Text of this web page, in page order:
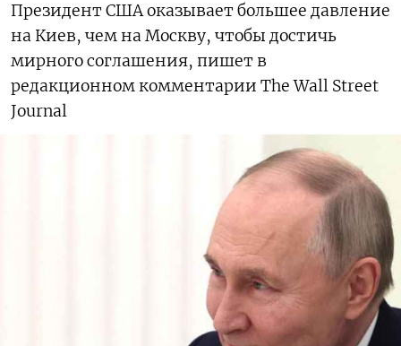
Президент США оказывает большее давление
на Киев, чем на Москву, чтобы достичь
мирного соглашения, пишет в
редакционном комментарии The Wall Street
Journal